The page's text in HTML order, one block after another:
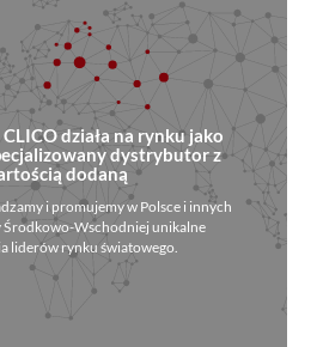
działa na rynku jako
dystrybutor z
dodaną
i promujemy w Polsce i innych
Wschodniej unikalne
liderów rynku światowego.